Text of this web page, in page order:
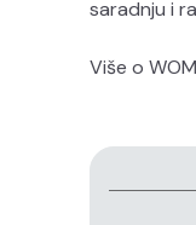
saradnju i
Više o